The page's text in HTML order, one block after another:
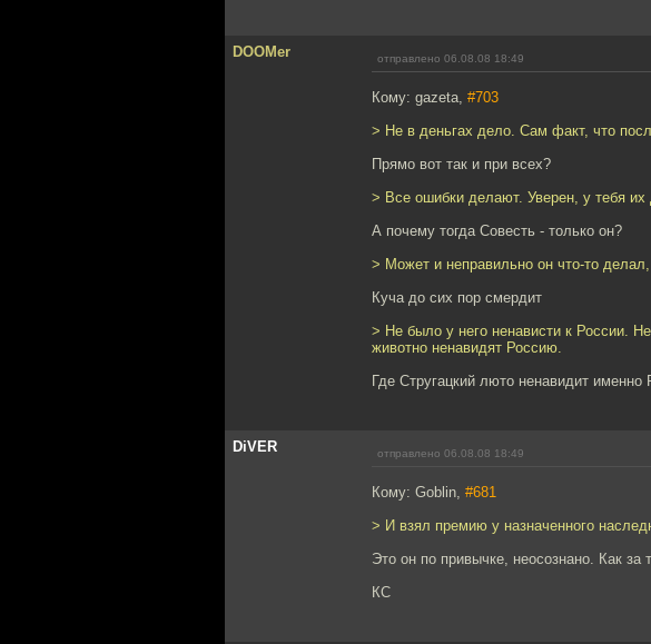
DOOMer отправлено 06.08.08 18:49
Кому: gazeta, #703
> Не в деньгах дело. Сам факт, что
Прямо вот так и при всех?
> Все ошибки делают. Уверен, у тебя
А почему тогда Совесть - только он?
> Может и неправильно он что-то
Куча до сих пор смердит
> Не было у него ненависти к России.
животно ненавидят Россию.
Где Стругацкий люто ненавидит
DiVER отправлено 06.08.08 18:49
Кому: Goblin, #681
> И взял премию у назначенного
Это он по привычке, неосознано. Как за
КС